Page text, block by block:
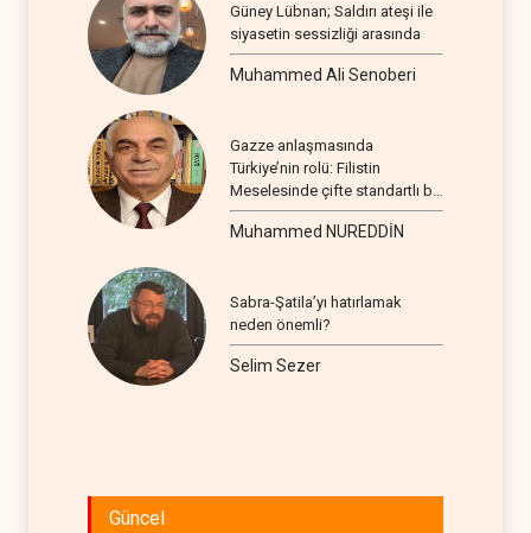
Güney Lübnan; Saldırı ateşi ile
siyasetin sessizliği arasında
Muhammed Ali Senoberi
Gazze anlaşmasında
Türkiye’nin rolü: Filistin
Meselesinde çifte standartlı bir
seyir
Muhammed NUREDDİN
Sabra-Şatila’yı hatırlamak
neden önemli?
Selim Sezer
Güncel